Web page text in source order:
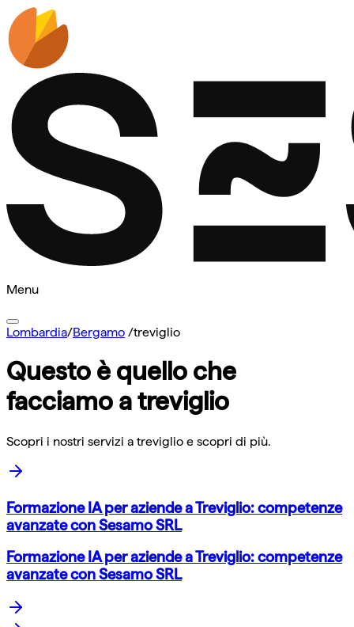
Menu
Lombardia/Bergamo /treviglio
Questo è quello che
facciamo atreviglio
Scopri i nostri servizi a treviglio e scopri di più.
Formazione IA per aziende a Treviglio: competenze
avanzate con Sesamo SRL
Formazione IA per aziende a Treviglio: competenze
avanzate con Sesamo SRL